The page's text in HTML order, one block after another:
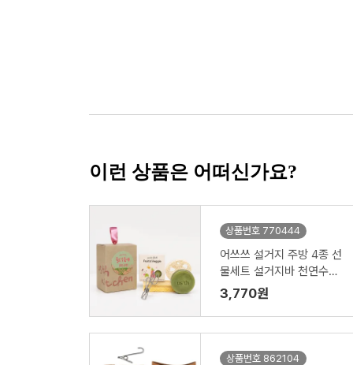
이런 상품은 어떠신가요?
상품번호 770444
어쓰쓰 설거지 주방 4종 선
물세트 설거지바 천연수세
미 제로웨이스트키트
3,770원
상품번호 862104